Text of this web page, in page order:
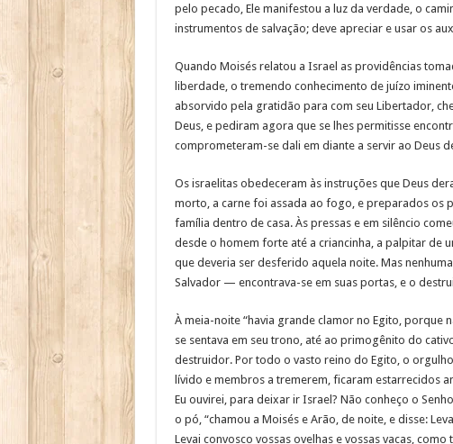
pelo pecado, Ele manifestou a luz da verdade, o
instrumentos de salvação; deve apreciar e usar os
Quando Moisés relatou a Israel as providências
liberdade, o tremendo conhecimento de juízo
absorvido pela gratidão para com seu Libertador,
Deus, e pediram agora que se lhes permitisse
comprometeram-se dali em diante a servir ao Deus
Os israelitas obedeceram às instruções que Deus
morto, a carne foi assada ao fogo, e preparados os
família dentro de casa. Às pressas e em silêncio
desde o homem forte até a criancinha, a palpitar de
que deveria ser desferido aquela noite. Mas
Salvador — encontrava-se em suas portas, e o
À meia-noite “havia grande clamor no Egito, porque
se sentava em seu trono, até ao primogênito do
destruidor. Por todo o vasto reino do Egito, o
lívido e membros a tremerem, ficaram estarrecidos
Eu ouvirei, para deixar ir Israel? Não conheço o
o pó, “chamou a Moisés e Arão, de noite, e disse:
Levai convosco vossas ovelhas e vossas vacas,